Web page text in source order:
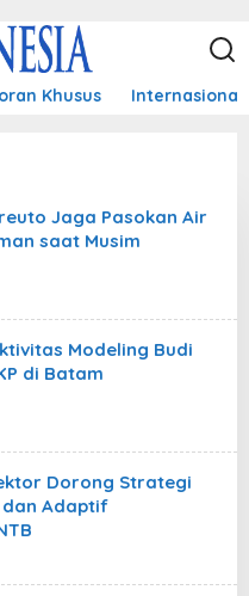
Khusus Internasional
Jaga Pasokan Air
saat Musim
Modeling Budi
di Batam
Dorong Strategi
dan Adaptif